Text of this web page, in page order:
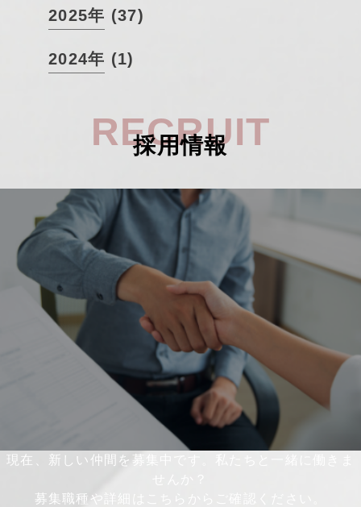
2025年 (37)
2024年 (1)
RECRUIT
採用情報
現在、新しい仲間を募集中です。私たちと一緒に働きま
募集職種や詳細はこちらからご確認ください。